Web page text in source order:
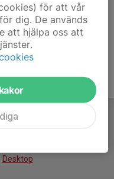
Desktop
för att vår
dig. De används
att hjälpa oss att